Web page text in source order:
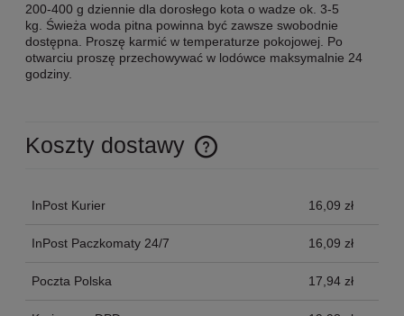
200-400 g dziennie dla dorosłego kota o wadze ok. 3-5
kg. Świeża woda pitna powinna być zawsze swobodnie
dostępna. Proszę karmić w temperaturze pokojowej. Po
otwarciu proszę przechowywać w lodówce maksymalnie 24
godziny.
Koszty dostawy
Cena nie zawiera ewentualnych kosztów płatności
InPost Kurier 16,09 zł
InPost Paczkomaty 24/7 16,09 zł
Poczta Polska 17,94 zł